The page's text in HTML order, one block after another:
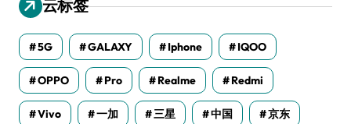
云标签
5G GALAXY Iphone IQOO
OPPO Pro Realme Redmi
Vivo 一加 三星 中国 京东